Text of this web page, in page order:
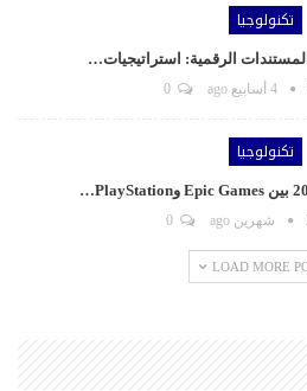
تكنولوجيا
المستندات الرقمية: استراتيجيات…
4 أسابيع ago
تكنولوجيا
شهرين ago
LOAD MORE